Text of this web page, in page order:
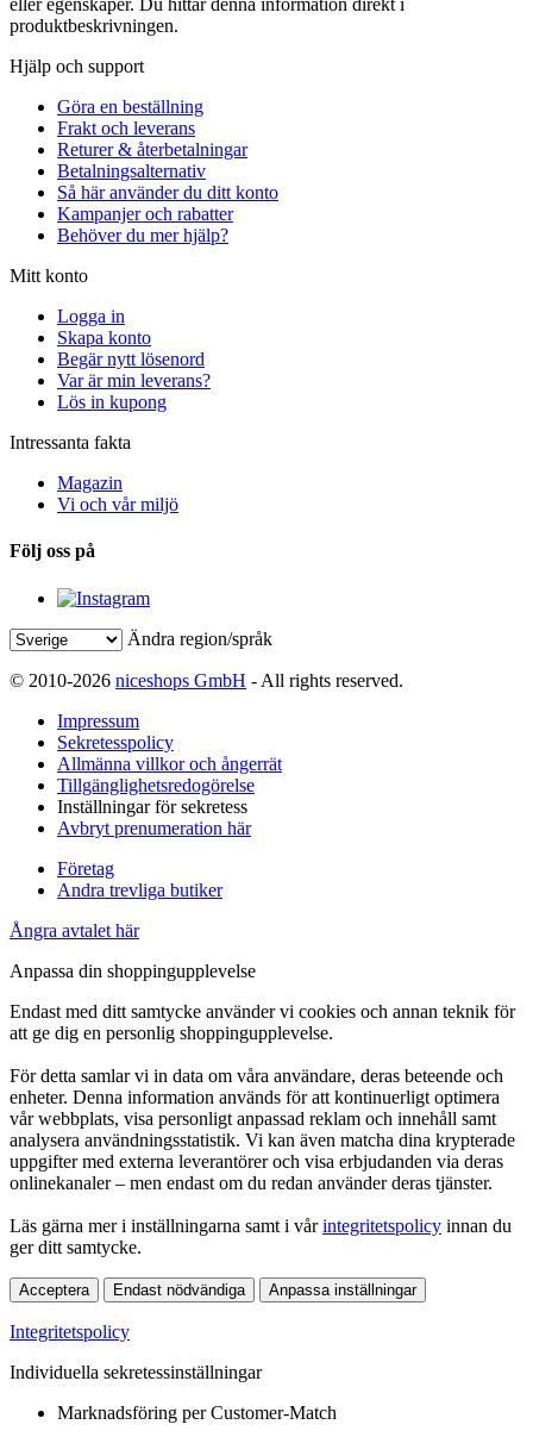
eller egenskaper. Du hittar denna information direkt i
produktbeskrivningen.
Hjälp och support
Göra en beställning
Frakt och leverans
Returer & återbetalningar
Betalningsalternativ
Så här använder du ditt konto
Kampanjer och rabatter
Behöver du mer hjälp?
Mitt konto
Logga in
Skapa konto
Begär nytt lösenord
Var är min leverans?
Lös in kupong
Intressanta fakta
Magazin
Vi och vår miljö
Följ oss på
Ändra region/språk
© 2010-2026 niceshops GmbH - All rights reserved.
Impressum
Sekretesspolicy
Allmänna villkor och ångerrät
Tillgänglighetsredogörelse
Inställningar för sekretess
Avbryt prenumeration här
Företag
Andra trevliga butiker
Ångra avtalet här
Anpassa din shoppingupplevelse
Endast med ditt samtycke använder vi cookies och annan teknik för
att ge dig en personlig shoppingupplevelse.
För detta samlar vi in data om våra användare, deras beteende och
enheter. Denna information används för att kontinuerligt optimera
vår webbplats, visa personligt anpassad reklam och innehåll samt
analysera användningsstatistik. Vi kan även matcha dina krypterade
uppgifter med externa leverantörer och visa erbjudanden via deras
onlinekanaler – men endast om du redan använder deras tjänster.
Läs gärna mer i inställningarna samt i vårintegritetspolicy innan du
ger ditt samtycke.
Acceptera Endast nödvändiga Anpassa inställningar
Integritetspolicy
Individuella sekretessinställningar
Marknadsföring per Customer-Match